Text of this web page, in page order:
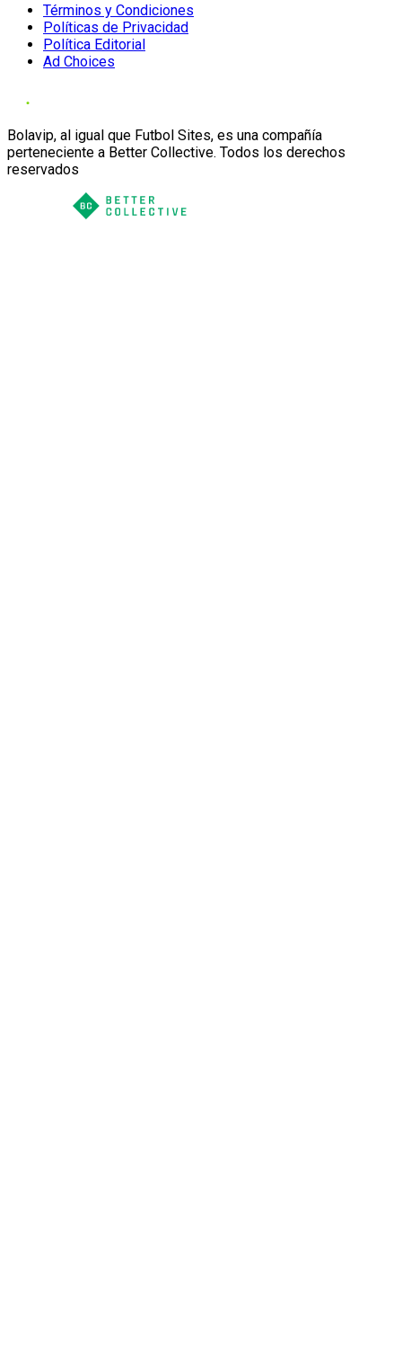
Términos y Condiciones
Políticas de Privacidad
Política Editorial
Ad Choices
Bolavip, al igual que Futbol Sites, es una compañía
perteneciente a Better Collective. Todos los derechos
reservados